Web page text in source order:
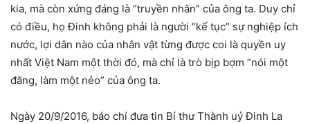
kia, mà còn xứng đáng là “truyền nhân” của ông ta. Duy chỉ
có điều, họ Đinh không phải là người “kế tục” sự nghiệp ích
nước, lợi dân nào của nhân vật từng được coi là quyền uy
nhất Việt Nam một thời đó, mà chỉ là trò bịp bợm “nói một
đằng, làm một nẻo” của ông ta.
Ngày 20/9/2016, báo chí đưa tin Bí thư Thành uỷ Đinh La